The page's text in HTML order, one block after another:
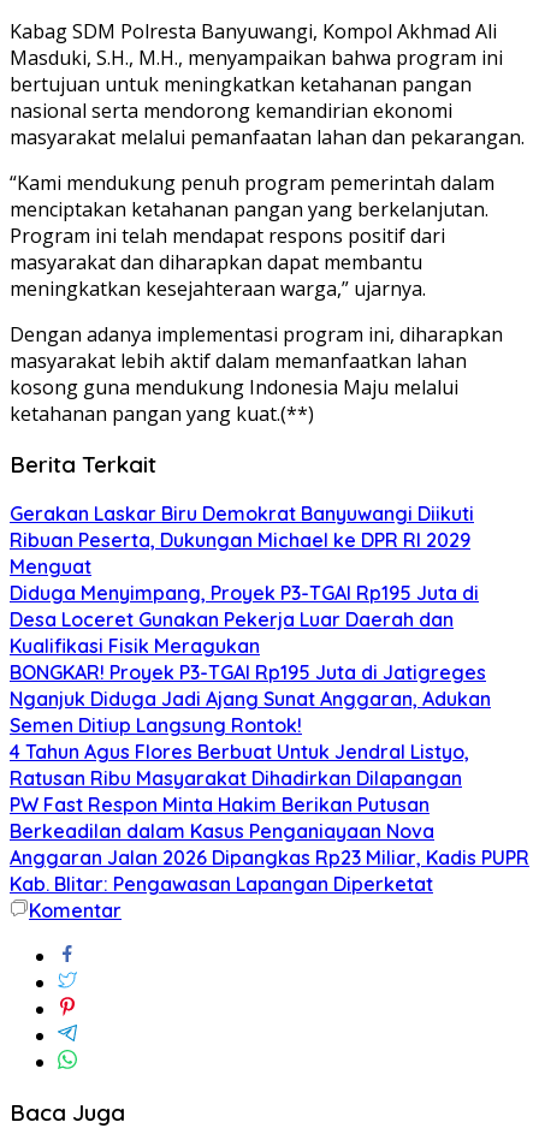
Kabag SDM Polresta Banyuwangi, Kompol Akhmad Ali
Masduki, S.H., M.H., menyampaikan bahwa program ini
bertujuan untuk meningkatkan ketahanan pangan
nasional serta mendorong kemandirian ekonomi
masyarakat melalui pemanfaatan lahan dan pekarangan.
“Kami mendukung penuh program pemerintah dalam
menciptakan ketahanan pangan yang berkelanjutan.
Program ini telah mendapat respons positif dari
masyarakat dan diharapkan dapat membantu
meningkatkan kesejahteraan warga,” ujarnya.
Dengan adanya implementasi program ini, diharapkan
masyarakat lebih aktif dalam memanfaatkan lahan
kosong guna mendukung Indonesia Maju melalui
ketahanan pangan yang kuat.(**)
Berita Terkait
Gerakan Laskar Biru Demokrat Banyuwangi Diikuti
Ribuan Peserta, Dukungan Michael ke DPR RI 2029
Menguat
Diduga Menyimpang, Proyek P3-TGAI Rp195 Juta di
Desa Loceret Gunakan Pekerja Luar Daerah dan
Kualifikasi Fisik Meragukan
BONGKAR! Proyek P3-TGAI Rp195 Juta di Jatigreges
Nganjuk Diduga Jadi Ajang Sunat Anggaran, Adukan
Semen Ditiup Langsung Rontok!
4 Tahun Agus Flores Berbuat Untuk Jendral Listyo,
Ratusan Ribu Masyarakat Dihadirkan Dilapangan
PW Fast Respon Minta Hakim Berikan Putusan
Berkeadilan dalam Kasus Penganiayaan Nova
Anggaran Jalan 2026 Dipangkas Rp23 Miliar, Kadis PUPR
Kab. Blitar: Pengawasan Lapangan Diperketat
Komentar
Baca Juga